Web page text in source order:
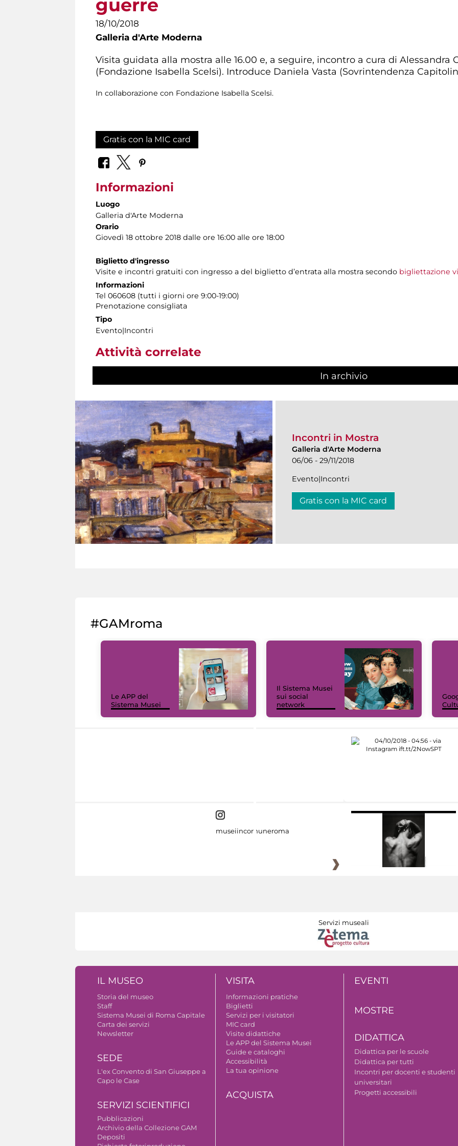
guerre
18/10/2018
Galleria d'Arte Moderna
Visita guidata alla mostra alle 16.00 e, a seguire, incontro a cura di Alessandra
(Fondazione Isabella Scelsi). Introduce Daniela Vasta (Sovrintendenza
In collaborazione con Fondazione Isabella Scelsi.
Gratis con la MIC card
Informazioni
Luogo
Galleria d'Arte Moderna
Orario
Giovedì 18 ottobre 2018 dalle ore 16:00 alle ore 18:00
Biglietto d'ingresso
Visite e incontri gratuiti con ingresso a del biglietto d’entrata alla mostra secondo bigliettazione
Informazioni
Tel 060608 (tutti i giorni ore 9:00-19:00)
Prenotazione consigliata
Tipo
Evento|Incontri
Attività correlate
In archivio
Incontri in Mostra
Galleria d'Arte Moderna
06/06 - 29/11/2018
Evento|Incontri
Gratis con la MIC card
#GAMroma
Le APP del
Sistema Musei
Il Sistema Musei
sui social
network
museiincomuneroma
Servizi museali
IL MUSEO
Storia del museo
Staff
Sistema Musei di Roma Capitale
Carta dei servizi
Newsletter
SEDE
L'ex Convento di San Giuseppe a
Capo le Case
SERVIZI SCIENTIFICI
Pubblicazioni
Archivio della Collezione GAM
Depositi
VISITA
Informazioni pratiche
Biglietti
Servizi per i visitatori
MIC card
Visite didattiche
Le APP del Sistema Musei
Guide e cataloghi
Accessibilità
La tua opinione
ACQUISTA
EVENTI
MOSTRE
DIDATTICA
Didattica per le scuole
Didattica per tutti
Incontri per docenti e studenti
universitari
Progetti accessibili